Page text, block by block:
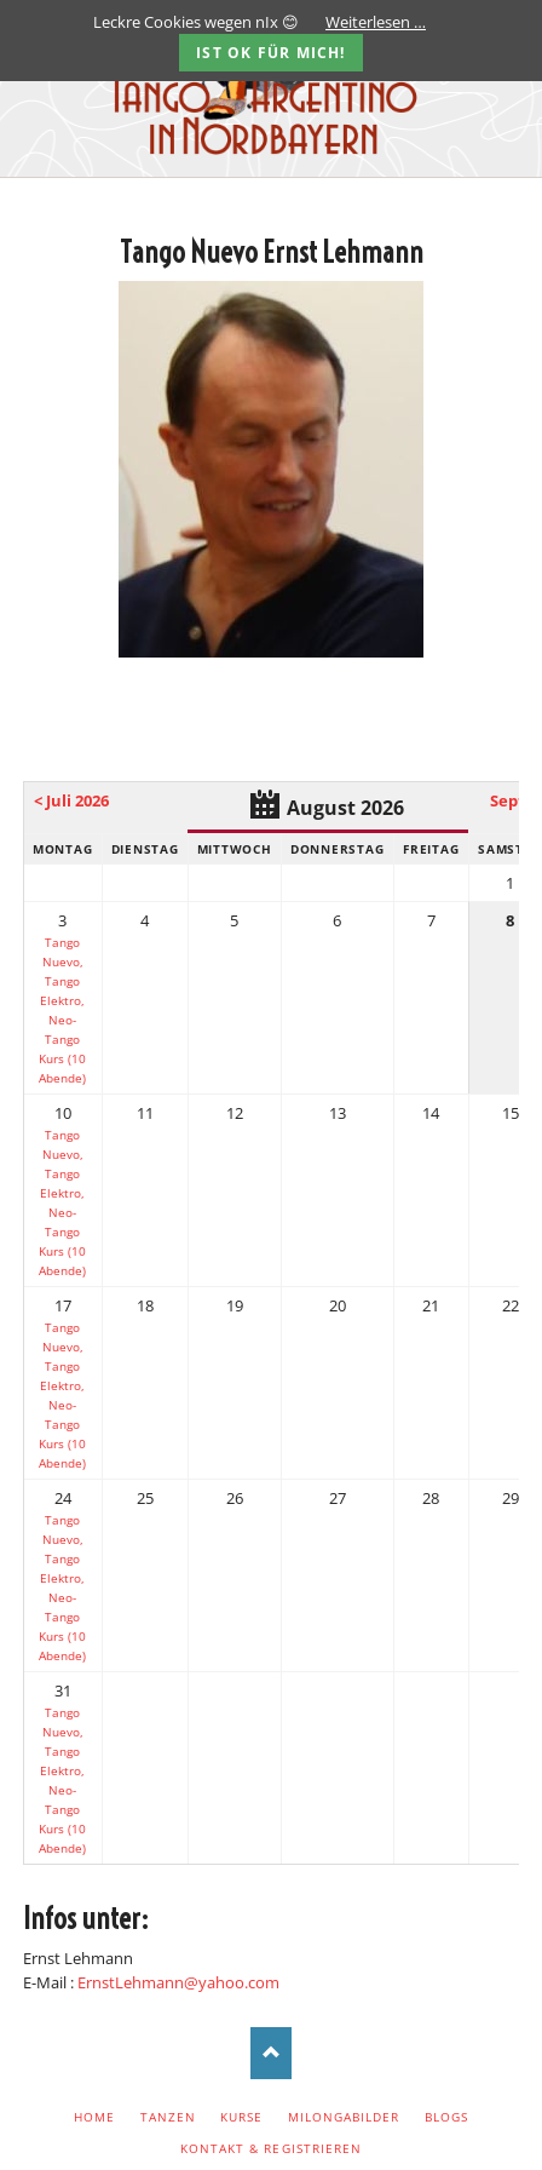
Tango Nuevo Ernst Lehmann
< Juli 2026 August 2026
MONTAG DIENSTAG MITTWOCH DONNERSTAG FREITAG SAMSTAG
1
3
Tango
Nuevo,
Tango
Elektro,
Neo-
Tango
Kurs (10
Abende)
4 5 6 7 8
10
Tango
Nuevo,
Tango
Elektro,
Neo-
Tango
Kurs (10
Abende)
11 12 13 14 15
17
Tango
Nuevo,
Tango
Elektro,
Neo-
Tango
Kurs (10
Abende)
18 19 20 21 22
24
Tango
Nuevo,
Tango
Elektro,
Neo-
Tango
Kurs (10
Abende)
25 26 27 28 29
31
Tango
Nuevo,
Tango
Elektro,
Neo-
Tango
Kurs (10
Abende)
Infos unter:
Ernst Lehmann
E-Mail : ErnstLehmann@yahoo.com
HOME TANZEN KURSE MILONGABILDER
BLOGS
KONTAKT & REGISTRIEREN
Leckre Cookies wegen nIx 😊 Weiterlesen …
IST OK FÜR MICH!